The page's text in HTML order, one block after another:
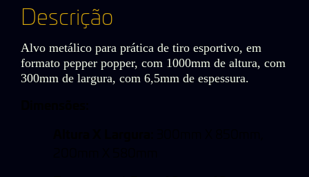
Descrição
Alvo metálico para prática de tiro esportivo, em
formato pepper popper, com 1000mm de altura, com
300mm de largura, com 6,5mm de espessura.